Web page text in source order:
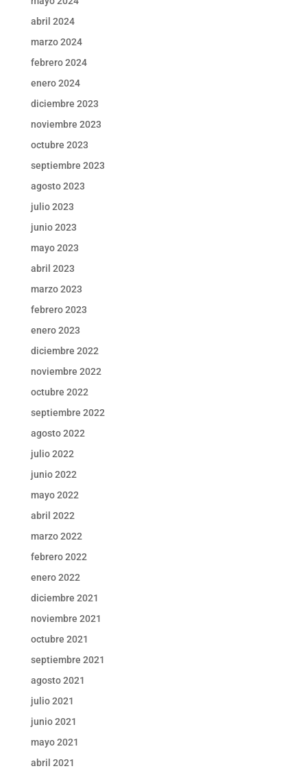
abril 2024
marzo 2024
febrero 2024
enero 2024
diciembre 2023
noviembre 2023
octubre 2023
septiembre 2023
agosto 2023
julio 2023
junio 2023
mayo 2023
abril 2023
marzo 2023
febrero 2023
enero 2023
diciembre 2022
noviembre 2022
octubre 2022
septiembre 2022
agosto 2022
julio 2022
junio 2022
mayo 2022
abril 2022
marzo 2022
febrero 2022
enero 2022
diciembre 2021
noviembre 2021
octubre 2021
septiembre 2021
agosto 2021
julio 2021
junio 2021
mayo 2021
abril 2021